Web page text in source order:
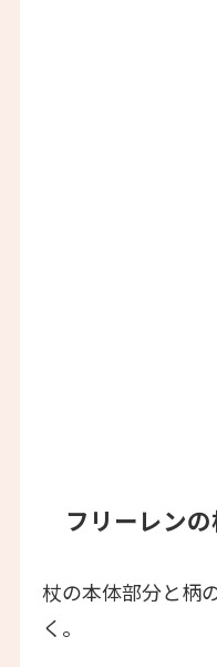
フリーレン
杖の本体部分と柄
く。